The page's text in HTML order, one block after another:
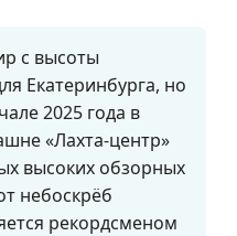
с высоты
Екатеринбурга, но
2025 года в
«Лахта-центр»
высоких обзорных
небоскрёб
рекордсменом